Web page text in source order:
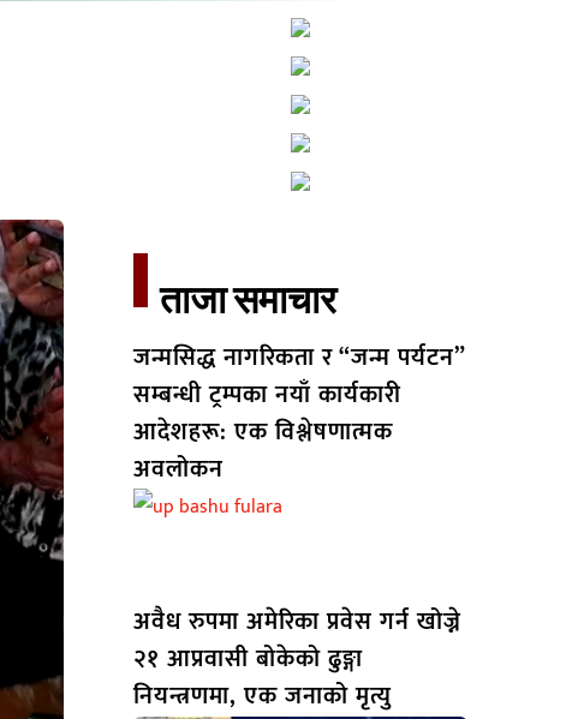
ताजा समाचार​
जन्मसिद्ध नागरिकता र “जन्म पर्यटन”
सम्बन्धी ट्रम्पका नयाँ कार्यकारी
आदेशहरू: एक विश्लेषणात्मक
अवलोकन
अवैध रुपमा अमेरिका प्रवेस गर्न खोज्ने
२१ आप्रवासी बोकेको ढुङ्गा
नियन्त्रणमा, एक जनाको मृत्यु